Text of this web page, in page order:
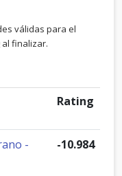
válidas para el
finalizar.
Rating
-
-10.984